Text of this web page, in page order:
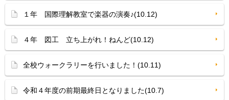
１年 国際理解教室で楽器の演奏♪(10.12)
４年 図工 立ち上がれ！ねんど(10.12)
全校ウォークラリーを行いました！(10.11)
令和４年度の前期最終日となりました(10.7)